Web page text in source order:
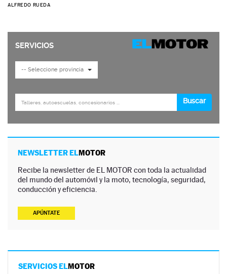
ALFREDO RUEDA
NEWSLETTER ELMOTOR
Recibe la newsletter de EL MOTOR con toda la actualidad
del mundo del automóvil y la moto, tecnología, seguridad,
conducción y eficiencia.
APÚNTATE
SERVICIOS ELMOTOR